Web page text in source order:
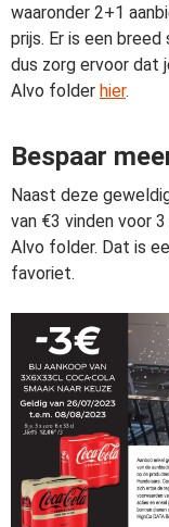
waaronder 2+1
prijs. Er is een
dus zorg ervoor dat
Alvo folder hier.
Bespaar
Naast deze
van €3 vinden voor
Alvo folder. Dat is
favoriet.